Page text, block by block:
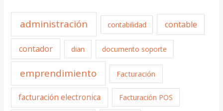
administración contabilidad contable
contador dian documento soporte
emprendimiento Facturación
facturación electronica Facturación POS